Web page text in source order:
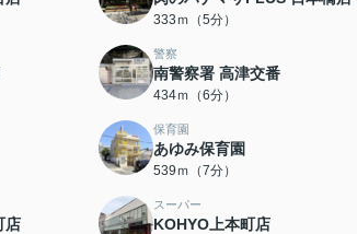
333ｍ（5分）
警察
南警察署 高津交番
434ｍ（6分）
保育園
あゆみ保育園
539ｍ（7分）
店
スーパー
KOHYO上本町店